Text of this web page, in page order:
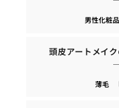
男性化粧品
頭皮アートメイ
薄毛